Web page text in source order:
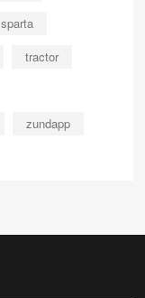
sparta
tractor
zundapp